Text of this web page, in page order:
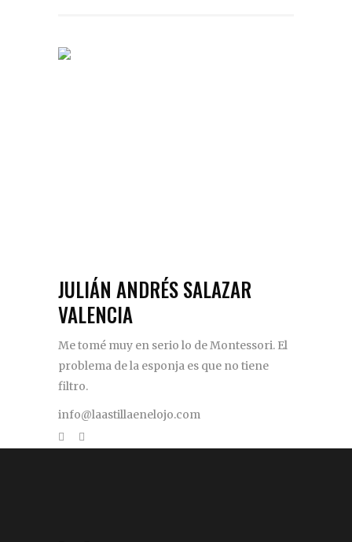
JULIÁN ANDRÉS SALAZAR
VALENCIA
Me tomé muy en serio lo de Montessori. El
problema de la esponja es que no tiene
filtro.
info@laastillaenelojo.com